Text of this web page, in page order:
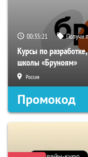
00:35:20 Получи
Курсы по
школы «Бруноям»
Россия
Промокод